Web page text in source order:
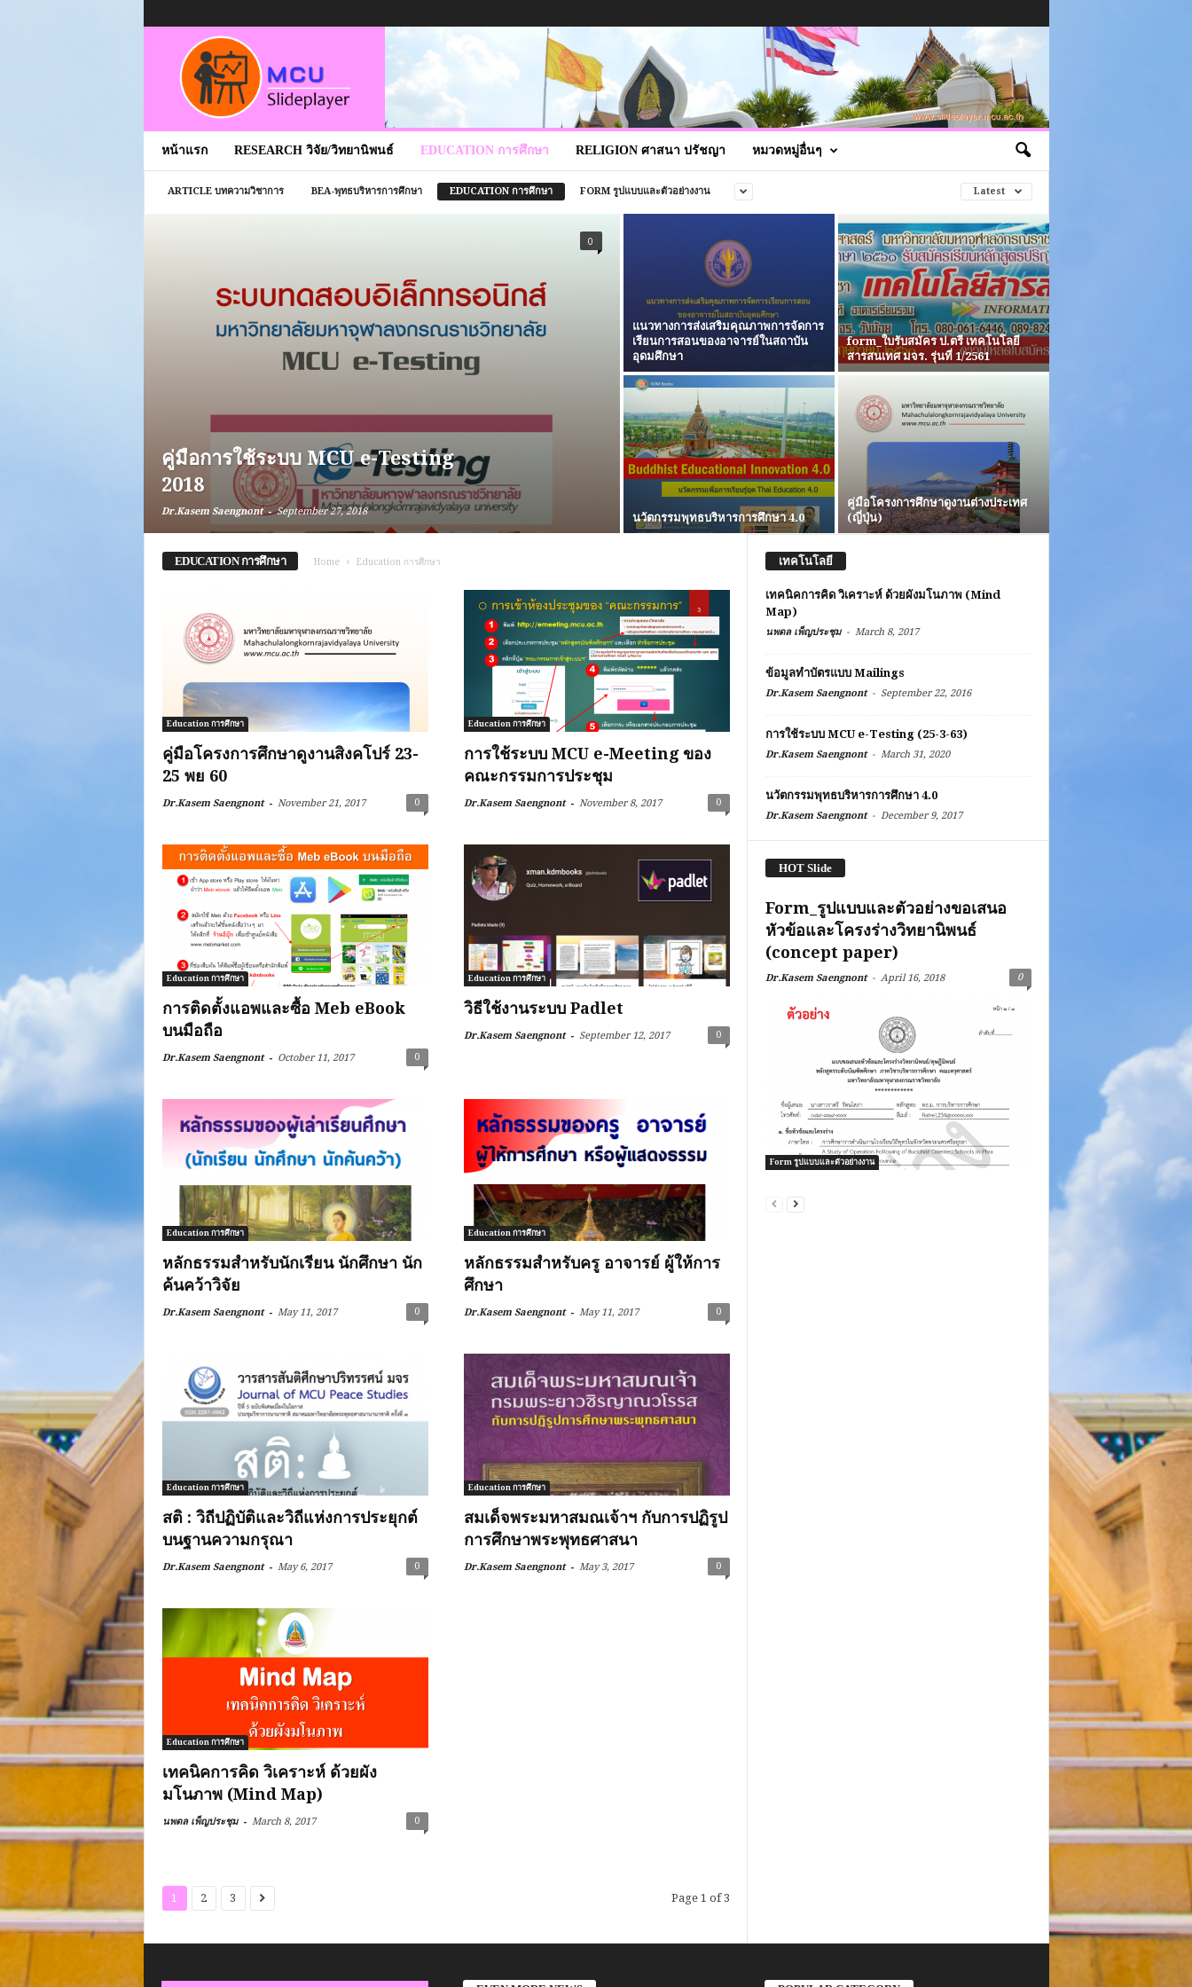
หน้าแรก RESEARCH วิจัย/วิทยานิพนธ์ EDUCATION การศึกษา RELIGION ศาสนา ปรัชญา หมวดหมู่อื่นๆ
ARTICLE บทความวิชาการ BEA-พุทธบริหารการศึกษา EDUCATION การศึกษา FORM รูปแบบและตัวอย่างงาน Latest
คู่มือการใช้ระบบ MCU e-Testing
2018
Dr.Kasem Saengnont - September 27, 2018
0
แนวทางการส่งเสริมคุณภาพการจัดการ
เรียนการสอนของอาจารย์ในสถาบัน
อุดมศึกษา
form_ใบรับสมัคร ป.ตรี เทคโนโลยี
สารสนเทศ มจร. รุ่นที่ 1/2561
นวัตกรรมพุทธบริหารการศึกษา 4.0
คู่มือโครงการศึกษาดูงานต่างประเทศ
(ญี่ปุ่น)
EDUCATION การศึกษา Home Education การศึกษา
Education การศึกษา
คู่มือโครงการศึกษาดูงานสิงคโปร์ 23-
25 พย 60
Dr.Kasem Saengnont - November 21, 2017 0
Education การศึกษา
การใช้ระบบ MCU e-Meeting ของ
คณะกรรมการประชุม
Dr.Kasem Saengnont - November 8, 2017 0
Education การศึกษา
การติดตั้งแอพและซื้อ Meb eBook
บนมือถือ
Dr.Kasem Saengnont - October 11, 2017 0
Education การศึกษา
วิธีใช้งานระบบ Padlet
Dr.Kasem Saengnont - September 12, 2017 0
Education การศึกษา
หลักธรรมสำหรับนักเรียน นักศึกษา นัก
ค้นคว้าวิจัย
Dr.Kasem Saengnont - May 11, 2017 0
Education การศึกษา
หลักธรรมสำหรับครู อาจารย์ ผู้ให้การ
ศึกษา
Dr.Kasem Saengnont - May 11, 2017 0
Education การศึกษา
สติ : วิถีปฏิบัติและวิถีแห่งการประยุกต์
บนฐานความกรุณา
Dr.Kasem Saengnont - May 6, 2017 0
Education การศึกษา
สมเด็จพระมหาสมณเจ้าฯ กับการปฏิรูป
การศึกษาพระพุทธศาสนา
Dr.Kasem Saengnont - May 3, 2017 0
Education การศึกษา
เทคนิคการคิด วิเคราะห์ ด้วยผัง
มโนภาพ (Mind Map)
นพดล เพ็ญประชุม - March 8, 2017 0
1 2 3 Page 1 of 3
เทคโนโลยี
เทคนิคการคิด วิเคราะห์ ด้วยผังมโนภาพ (Mind
Map)
นพดล เพ็ญประชุม - March 8, 2017
ข้อมูลทำบัตรแบบ Mailings
Dr.Kasem Saengnont - September 22, 2016
การใช้ระบบ MCU e-Testing (25-3-63)
Dr.Kasem Saengnont - March 31, 2020
นวัตกรรมพุทธบริหารการศึกษา 4.0
Dr.Kasem Saengnont - December 9, 2017
HOT Slide
Form_รูปแบบและตัวอย่างขอเสนอ
หัวข้อและโครงร่างวิทยานิพนธ์
(concept paper)
Dr.Kasem Saengnont - April 16, 2018 0
Form รูปแบบและตัวอย่างงาน